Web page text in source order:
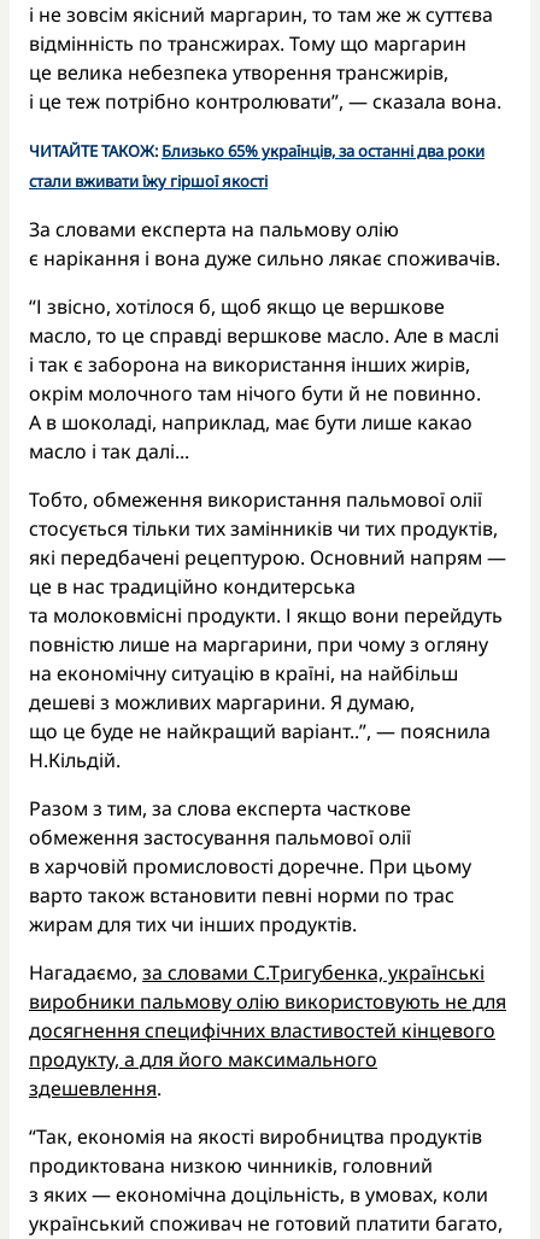
і не зовсім якісний маргарин, то там же ж суттєва
відмінність по трансжирах. Тому що маргарин
це велика небезпека утворення трансжирів,
і це теж потрібно контролювати”, — сказала вона.
ЧИТАЙТЕ ТАКОЖ: Близько 65% українців, за останні два роки
стали вживати їжу гіршої якості
За словами експерта на пальмову олію
є нарікання і вона дуже сильно лякає споживачів.
“І звісно, хотілося б, щоб якщо це вершкове
масло, то це справді вершкове масло. Але в маслі
і так є заборона на використання інших жирів,
окрім молочного там нічого бути й не повинно.
А в шоколаді, наприклад, має бути лише какао
масло і так далі...
Тобто, обмеження використання пальмової олії
стосується тільки тих замінників чи тих продуктів,
які передбачені рецептурою. Основний напрям —
це в нас традиційно кондитерська
та молоковмісні продукти. І якщо вони перейдуть
повністю лише на маргарини, при чому з огляну
на економічну ситуацію в країні, на найбільш
дешеві з можливих маргарини. Я думаю,
що це буде не найкращий варіант..”, — пояснила
Н.Кільдій.
Разом з тим, за слова експерта часткове
обмеження застосування пальмової олії
в харчовій промисловості доречне. При цьому
варто також встановити певні норми по трас
жирам для тих чи інших продуктів.
Нагадаємо, за словами С.Тригубенка, українські
виробники пальмову олію використовують не для
досягнення специфічних властивостей кінцевого
продукту, а для його максимального
здешевлення.
“Так, економія на якості виробництва продуктів
продиктована низкою чинників, головний
з яких — економічна доцільність, в умовах, коли
український споживач не готовий платити багато,